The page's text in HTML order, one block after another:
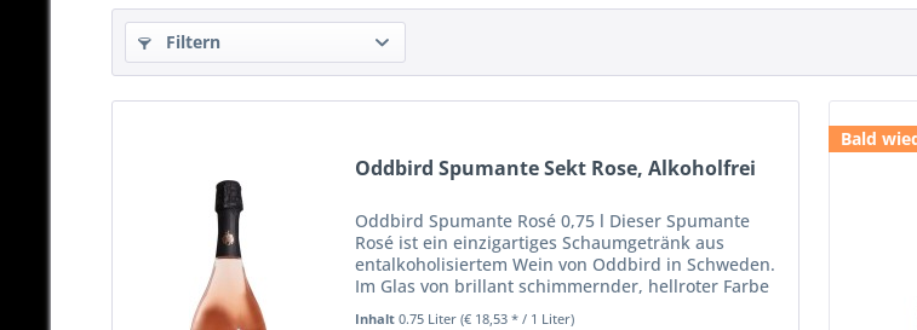
Filtern
Oddbird Spumante Sekt Rose, Alkoholfrei
Oddbird Spumante Rosé 0,75 l Dieser Spumante
Rosé ist ein einzigartiges Schaumgetränk aus
entalkoholisiertem Wein von Oddbird in Schweden.
Im Glas von brillant schimmernder, hellroter Farbe
wird diese Cuvée aus den Rebsorten hergestellt,...
Inhalt0.75 Liter(€ 18,53 * / 1 Liter)
Bald